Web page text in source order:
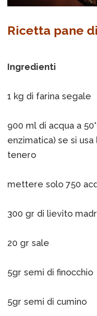
Ricetta pane
Ingredienti
1 kg di farina segale
900 ml di acqua a
enzimatica) se si
tenero
mettere solo 750
300 gr di lievito
20 gr sale
5gr semi di finocchio
5gr semi di cumino